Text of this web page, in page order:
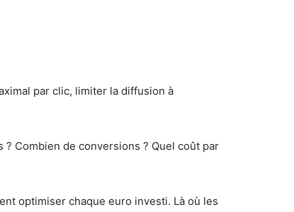
par clic, limiter la diffusion à
Combien de conversions ? Quel coût par
optimiser chaque euro investi. Là où les